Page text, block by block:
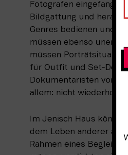
Fotografen
Bildgattung und
Genres bedienen und
müssen ebenso
müssen
für Outfit und Set-
Dokumentaristen von
allem: nicht wiederholbar.
Im Jenisch Haus
dem Leben anderer
Rahmen eines